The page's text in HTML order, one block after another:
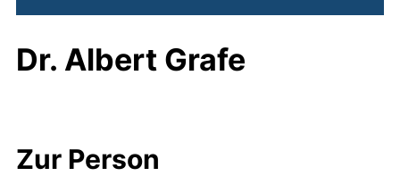
Dr. Albert Grafe
Zur Person